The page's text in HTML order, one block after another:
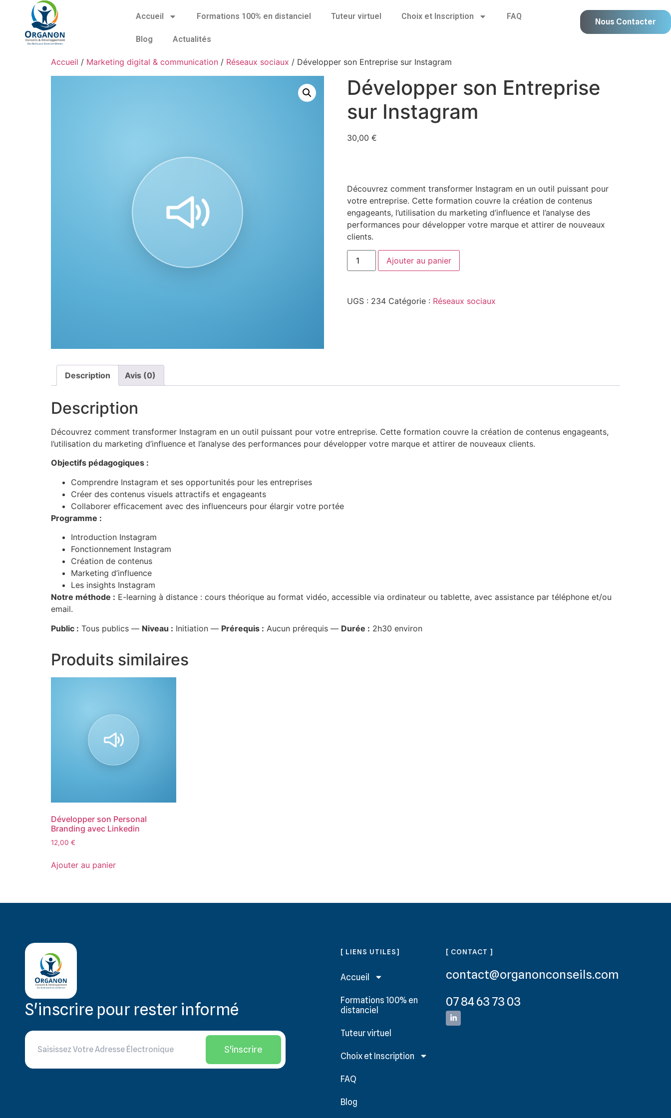
Accueil Formations 100% en distanciel Tuteur virtuel Choix et Inscription FAQ
Blog Actualités
Nous Contacter
Accueil / Marketing digital & communication / Réseaux sociaux / Développer son Entreprise sur Instagram
Développer son Entreprise
sur Instagram
30,00 €
Découvrez comment transformer Instagram en un outil puissant pour
votre entreprise. Cette formation couvre la création de contenus
engageants, l’utilisation du marketing d’influence et l’analyse des
performances pour développer votre marque et attirer de nouveaux
clients.
Ajouter au panier
UGS : 234 Catégorie : Réseaux sociaux
Description Avis (0)
Description
Découvrez comment transformer Instagram en un outil puissant pour votre entreprise. Cette formation couvre la création de contenus engageants,
l’utilisation du marketing d’influence et l’analyse des performances pour développer votre marque et attirer de nouveaux clients.
Objectifs pédagogiques :
Comprendre Instagram et ses opportunités pour les entreprises
Créer des contenus visuels attractifs et engageants
Collaborer efficacement avec des influenceurs pour élargir votre portée
Programme :
Introduction Instagram
Fonctionnement Instagram
Création de contenus
Marketing d’influence
Les insights Instagram
Notre méthode : E-learning à distance : cours théorique au format vidéo, accessible via ordinateur ou tablette, avec assistance par téléphone et/ou
email.
Public : Tous publics — Niveau : Initiation — Prérequis : Aucun prérequis — Durée : 2h30 environ
Produits similaires
Développer son Personal
Branding avec Linkedin
12,00 €
Ajouter au panier
S'inscrire pour rester informé
S'inscrire
[ LIENS UTILES]
Accueil
Formations 100% en
distanciel
Tuteur virtuel
Choix et Inscription
FAQ
Blog
[ CONTACT ]
contact@organonconseils.com
07 84 63 73 03